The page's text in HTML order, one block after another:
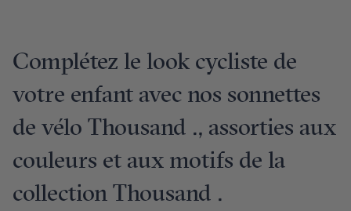
Complétez le look cycliste de
votre enfant avec nos sonnettes
de vélo Thousand ., assorties aux
couleurs et aux motifs de la
collection Thousand .